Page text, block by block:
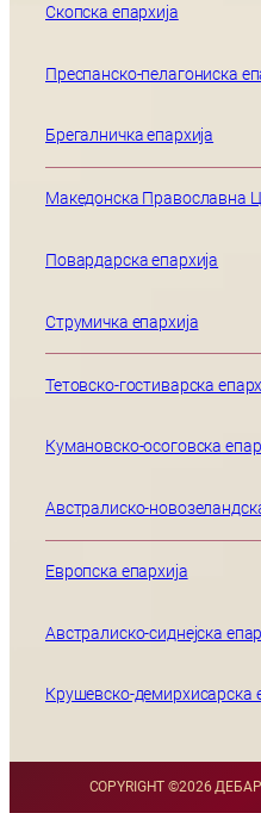
Скопска епархија
Преспанско-пелагониска
Брегалничка епархија
Македонска Православна
Повардарска епархија
Струмичка епархија
Тетовско-гостиварска
Кумановско-осоговска
Австралиско-
Европска епархија
Австралиско-сиднејска
Крушевско-демирхисарска
COPYRIGHT ©2026